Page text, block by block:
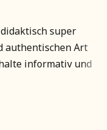
super
authentischen Art
informativ und